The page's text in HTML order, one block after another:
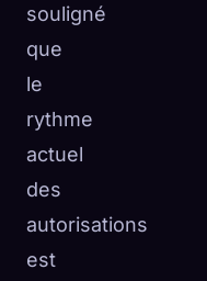
souligné
que
le
rythme
actuel
des
autorisations
est